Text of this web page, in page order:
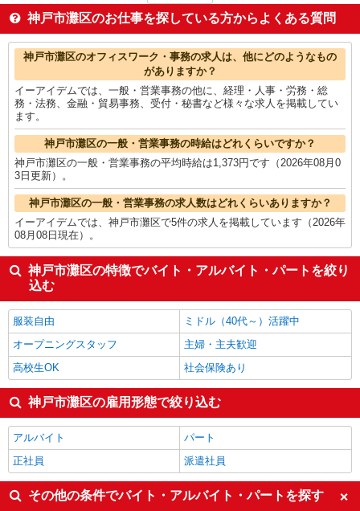
家電・携帯販売1,500円
その他軽作業・製造・物流1,500円
その他ドライバー・配達1,500円
神戸市灘区の他の職種の平均時給を見る
神戸市灘区のお仕事を探している方からよくある質問
神戸市灘区のオフィスワーク・事務の求人は、他にどのようなもの
がありますか？
イーアイデムでは、一般・営業事務の他に、経理・人事・労務・総
務・法務、金融・貿易事務、受付・秘書など様々な求人を掲載してい
ます。
神戸市灘区の一般・営業事務の時給はどれくらいですか？
神戸市灘区の一般・営業事務の平均時給は1,373円です（2026年08月0
3日更新）。
神戸市灘区の一般・営業事務の求人数はどれくらいありますか？
イーアイデムでは、神戸市灘区で5件の求人を掲載しています（2026年
08月08日現在）。
神戸市灘区の特徴でバイト・アルバイト・パートを絞り
込む
服装自由
ミドル（40代～）活躍中
オープニングスタッフ
主婦・主夫歓迎
高校生OK
社会保険あり
神戸市灘区の雇用形態で絞り込む
アルバイト
パート
正社員
派遣社員
その他の条件でバイト・アルバイト・パートを探す